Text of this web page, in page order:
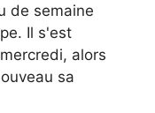
de semaine
Il s'est
alors
sa